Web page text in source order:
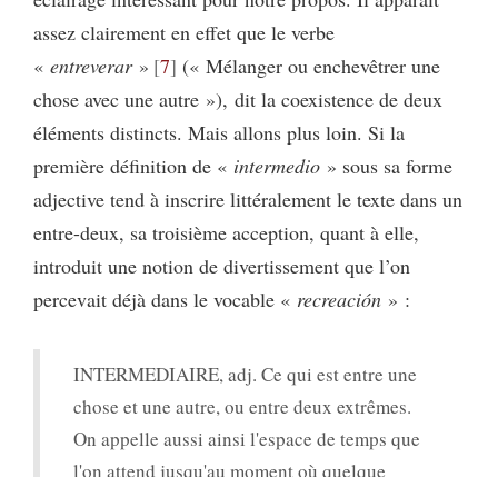
assez clairement en effet que le verbe
« entreverar » 7 (« Mélanger ou enchevêtrer une
chose avec une autre »), dit la coexistence de deux
éléments distincts. Mais allons plus loin. Si la
première définition de « intermedio » sous sa forme
adjective tend à inscrire littéralement le texte dans un
entre-deux, sa troisième acception, quant à elle,
introduit une notion de divertissement que l’on
percevait déjà dans le vocable « recreación » :
INTERMEDIAIRE, adj. Ce qui est entre une
chose et une autre, ou entre deux extrêmes.
On appelle aussi ainsi l'espace de temps que
l'on attend jusqu'au moment où quelque